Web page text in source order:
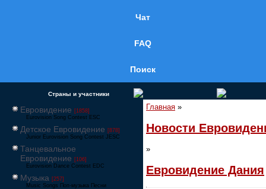
Чат
FAQ
Поиск
Страны и участники
Евровидение [1858]
Eurovision Song Contest ESC
Детское Евровидение [878]
Junior Eurovision Song Contest JESC
Танцевальное
Евровидение [106]
Eurovision Dance Contest EDC
Музыка [257]
Music Songs Поп-музыка Песни
Главная »
Новости
»
Евровидение Дания